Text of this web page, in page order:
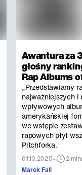
Awantura za
głośny
Rap Albums
„Przedstawiamy
najważniejszych i
wpływowych
amerykańskiej
we wstępie
rapowych płyt
Pitchforka.
01.10.2025•
2
Marek Fall